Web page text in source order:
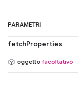
PARAMETRI
fetchProperties
oggetto facoltativo